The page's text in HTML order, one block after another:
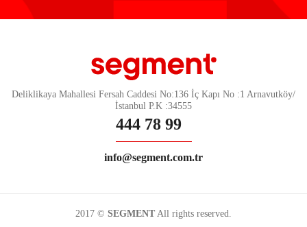
Deliklikaya Mahallesi Fersah Caddesi No:136 İç Kapı No :1 Arnavutköy/
İstanbul P.K :34555
444 78 99
info@segment.com.tr
2017 © SEGMENT All rights reserved.